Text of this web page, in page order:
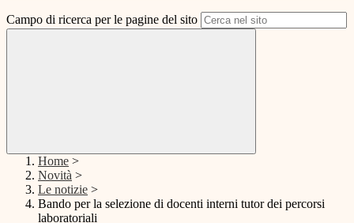
Campo di ricerca per le pagine del sito
Home >
Novità >
Le notizie >
Bando per la selezione di docenti interni tutor dei percorsi
laboratoriali